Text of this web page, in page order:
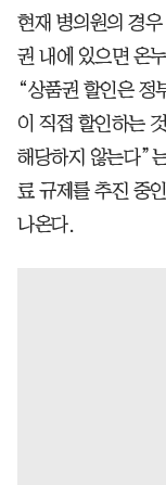
현재 병의원의 경
권 내에 있으면 온
“상품권 할인은 정
이 직접 할인하는
해당하지 않는다”
료 규제를 추진 중
나온다.